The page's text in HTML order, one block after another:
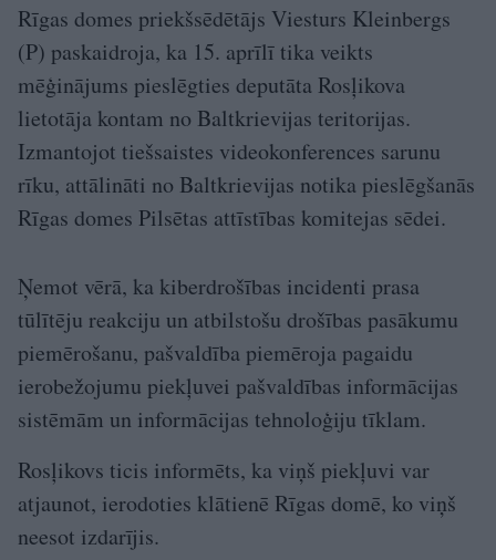
Rīgas domes priekšsēdētājs Viesturs Kleinbergs
(P) paskaidroja, ka 15. aprīlī tika veikts
mēģinājums pieslēgties deputāta Rosļikova
lietotāja kontam no Baltkrievijas teritorijas.
Izmantojot tiešsaistes videokonferences sarunu
rīku, attālināti no Baltkrievijas notika pieslēgšanās
Rīgas domes Pilsētas attīstības komitejas sēdei.
Ņemot vērā, ka kiberdrošības incidenti prasa
tūlītēju reakciju un atbilstošu drošības pasākumu
piemērošanu, pašvaldība piemēroja pagaidu
ierobežojumu piekļuvei pašvaldības informācijas
sistēmām un informācijas tehnoloģiju tīklam.
Rosļikovs ticis informēts, ka viņš piekļuvi var
atjaunot, ierodoties klātienē Rīgas domē, ko viņš
neesot izdarījis.